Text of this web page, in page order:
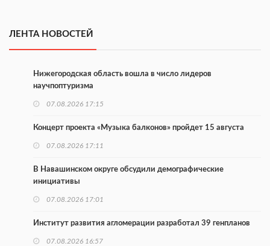
ЛЕНТА НОВОСТЕЙ
Нижегородская область вошла в число лидеров
научпоптуризма
07.08.2026 17:15
Концерт проекта «Музыка балконов» пройдет 15 августа
07.08.2026 17:11
В Навашинском округе обсудили демографические
инициативы
07.08.2026 17:01
Институт развития агломерации разработал 39 генпланов
07.08.2026 16:57